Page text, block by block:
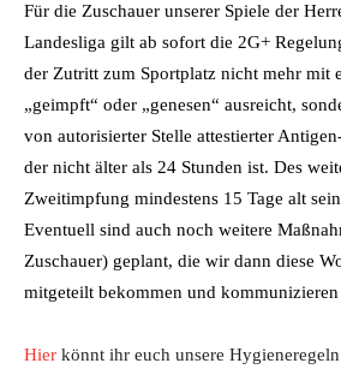
Für die Zuschauer unserer Spiele der
Landesliga gilt ab sofort die 2G+
der Zutritt zum Sportplatz nicht mehr mit
„geimpft“ oder „genesen“ ausreicht,
von autorisierter Stelle attestierter
der nicht älter als 24 Stunden ist. Des
Zweitimpfung mindestens 15 Tage alt
Eventuell sind auch noch weitere
Zuschauer) geplant, die wir dann diese
mitgeteilt bekommen und kommunizieren
Hier könnt ihr euch unsere